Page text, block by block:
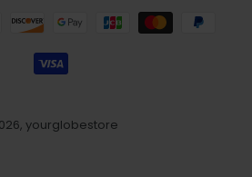
Métodos
pago
yourglobestore